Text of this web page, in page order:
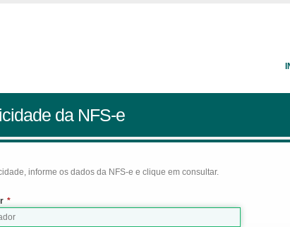
da NFS-e
informe os dados da NFS-e e clique em consultar.
*